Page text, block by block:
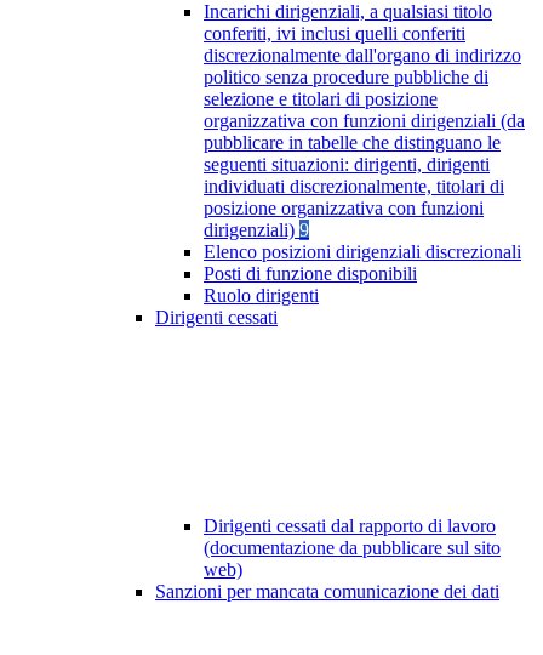
Incarichi dirigenziali, a qualsiasi titolo
conferiti, ivi inclusi quelli conferiti
discrezionalmente dall'organo di indirizzo
politico senza procedure pubbliche di
selezione e titolari di posizione
organizzativa con funzioni dirigenziali (da
pubblicare in tabelle che distinguano le
seguenti situazioni: dirigenti, dirigenti
individuati discrezionalmente, titolari di
posizione organizzativa con funzioni
dirigenziali) 9
Elenco posizioni dirigenziali discrezionali
Posti di funzione disponibili
Ruolo dirigenti
Dirigenti cessati
Dirigenti cessati dal rapporto di lavoro
(documentazione da pubblicare sul sito
web)
Sanzioni per mancata comunicazione dei dati